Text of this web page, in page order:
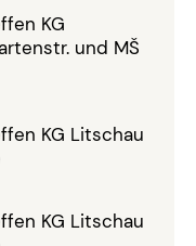
KG
und MŠ
KG Litschau
KG Litschau